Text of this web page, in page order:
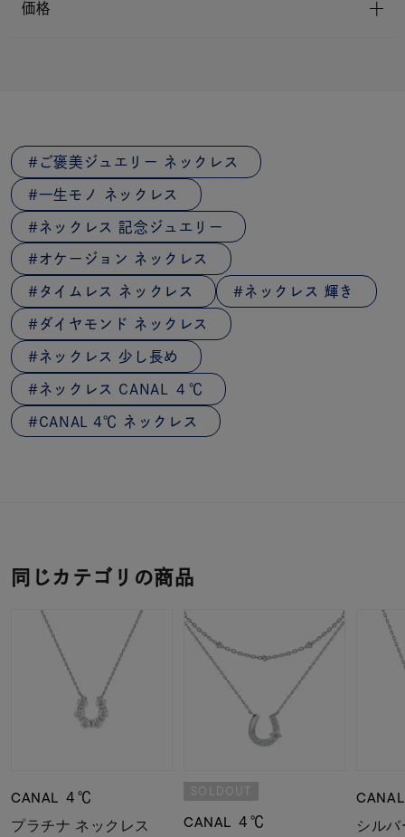
価格
ご褒美ジュエリー ネックレス
一生モノ ネックレス
ネックレス 記念ジュエリー
オケージョン ネックレス
タイムレス ネックレス ネックレス 輝き
ダイヤモンド ネックレス
ネックレス 少し長め
ネックレス CANAL ４℃
CANAL 4℃ ネックレス
同じカテゴリの商品
CANAL ４℃
プラチナ ネックレス
SOLDOUT
CANAL ４℃
シル